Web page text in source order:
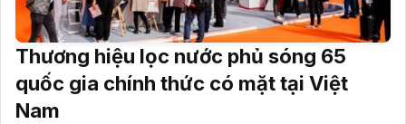
Thương hiệu lọc nước phủ sóng 65
quốc gia chính thức có mặt tại Việt
Nam